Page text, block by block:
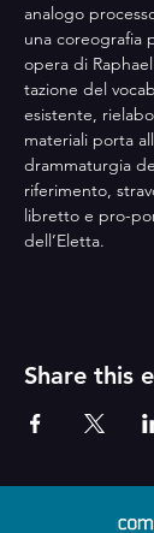
analogo
una coreografia
opera di
tazione del
esistente,
materiali porta
drammaturgia
riferimento,
libretto e pro-
dell’Eletta.
Share this